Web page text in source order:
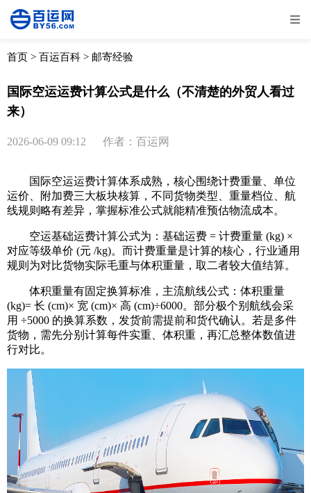
全部 物流资讯
首页 > 百运百科 > 邮寄经验
国际空运运费计算公式是什么（不清楚的外贸人看过
来）
2026-06-09 09:12 作者：百运网
国际空运运费计算体系成熟，核心围绕计费重量、单位
运价、附加费三大板块核算，不同货物类型、重量档位、航
线规则略有差异，掌握标准公式就能精准预估物流成本。
空运基础运费计算公式为：基础运费 = 计费重量 (kg) ×
对应等级单价 (元 /kg)。而计费重量是计算的核心，行业通用
规则为对比货物实际毛重与体积重量，取二者较大值结算。
体积重量有固定换算标准，主流航线公式：体积重量
(kg)= 长 (cm)× 宽 (cm)× 高 (cm)÷6000。部分极个别航线会采
用 ÷5000 的换算系数，发货前需提前和货代确认。若是多件
货物，需先分别计算每件实重、体积重，再汇总整体数值进
行对比。